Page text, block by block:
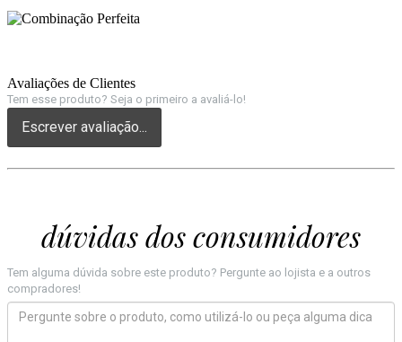
Avaliações de Clientes
Tem esse produto? Seja o primeiro a avaliá-lo!
Escrever avaliação...
dúvidas dos consumidores
Tem alguma dúvida sobre este produto? Pergunte ao lojista e a outros
compradores!